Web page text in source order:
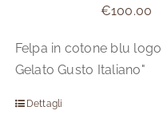
€100.00
Felpa in cotone blu logo
Gelato Gusto Italiano"
Dettagli